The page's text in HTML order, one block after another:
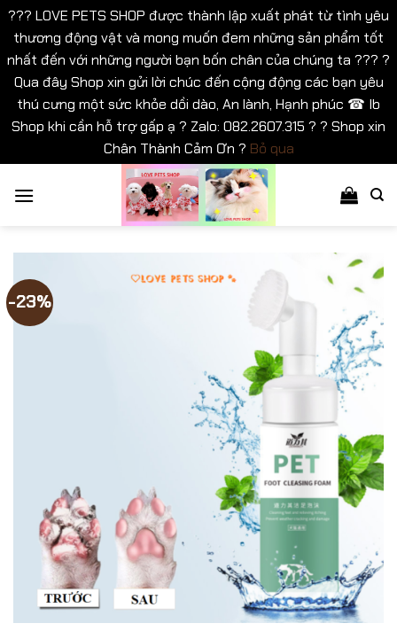
??? LOVE PETS SHOP được thành lập xuất phát từ tình yêu
thương động vật và mong muốn đem những sản phẩm tốt
nhất đến với những người bạn bốn chân của chúng ta ??? ?
Qua đây Shop xin gửi lời chúc đến cộng động các bạn yêu
thú cưng một sức khỏe dồi dào, An lành, Hạnh phúc ☎ Ib
Shop khi cần hỗ trợ gấp ạ ? Zalo: 082.2607.315 ? ? Shop xin
Chân Thành Cảm Ơn ? Bỏ qua
qua
-23%